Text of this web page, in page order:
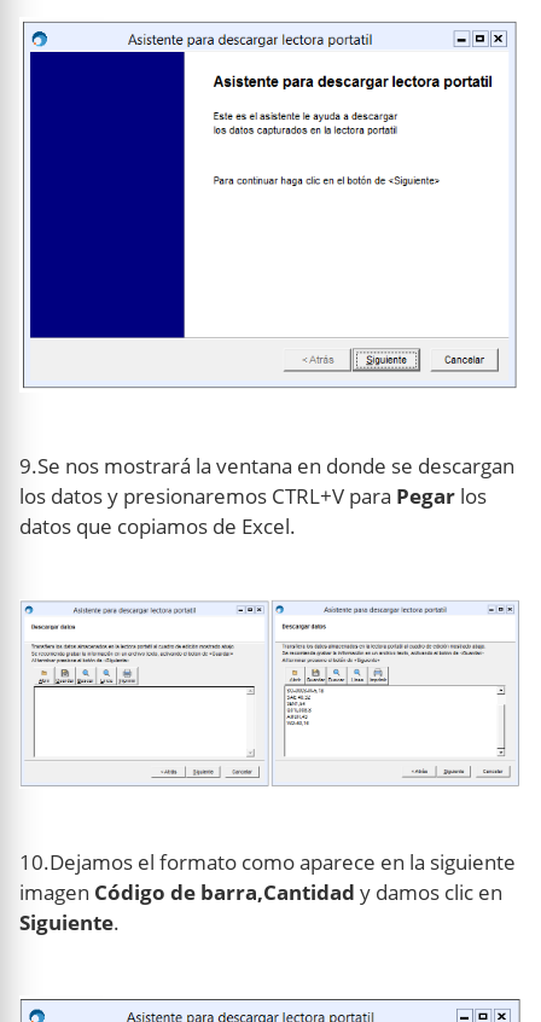
9.Se nos mostrará la ventana en donde se descargan
los datos y presionaremos CTRL+V para Pegar los
datos que copiamos de Excel.
10.Dejamos el formato como aparece en la siguiente
imagen Código de barra,Cantidad y damos clic en
Siguiente.